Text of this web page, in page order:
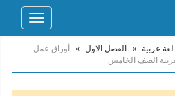
Toggle
لغة عربية » الفصل الاول »
أوراق عمل
الصف الخامس